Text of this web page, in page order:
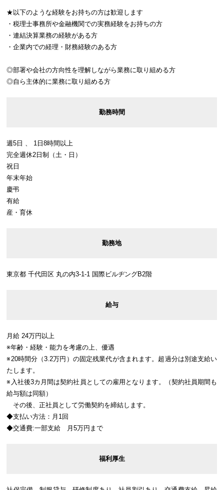
★以下のような経験をお持ちの方は歓迎します
・税理士事務所や金融機関での実務経験をお持ちの方
・連結決算業務の経験がある方
・企業内での経理・財務経験のある方
◎部署や会社の方向性を理解しながら業務に取り組める方
◎自ら主体的に業務に取り組める方
勤務時間
週5日 、 1日8時間以上
完全週休2日制（土・日）
祝日
年末年始
慶弔
有給
産・育休
勤務地
東京都 千代田区 丸の内3-1-1 国際ビルヂングB2階
給与
月給 24万円以上
※年齢・経験・能力を考慮の上、優遇
※20時間分（3.2万円）の固定残業代が含まれます。超過分は別途支給い
たします。
※入社後3カ月間は契約社員としての雇用となります。（契約社員期間も
給与額は同額）
その後、正社員として労働契約を締結します。
◆支払い方法：月1回
◆交通費:一部支給 月5万円まで
福利厚生